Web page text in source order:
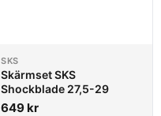
SKS
Skärmset SKS
Shockblade 27,5-29
649kr